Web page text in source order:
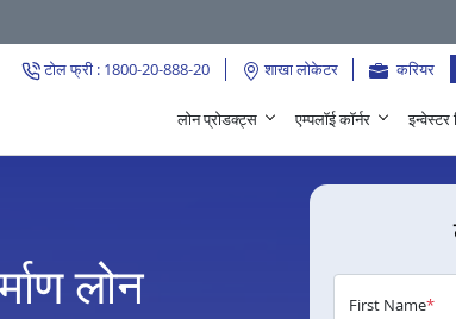
टोल फ्री : 1800-20-888-20 शाखा लोकेटर करियर
लोन प्रोडक्ट्स एम्पलॉई कॉर्नर
लोन First Name*